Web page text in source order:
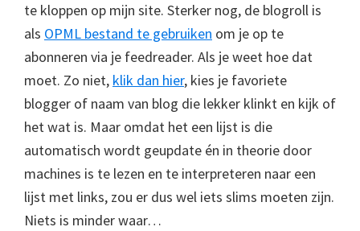
te kloppen op mijn site. Sterker nog, de blogroll is
als OPML bestand te gebruiken om je op te
abonneren via je feedreader. Als je weet hoe dat
moet. Zo niet, klik dan hier, kies je favoriete
blogger of naam van blog die lekker klinkt en kijk of
het wat is. Maar omdat het een lijst is die
automatisch wordt geupdate én in theorie door
machines is te lezen en te interpreteren naar een
lijst met links, zou er dus wel iets slims moeten zijn.
Niets is minder waar…